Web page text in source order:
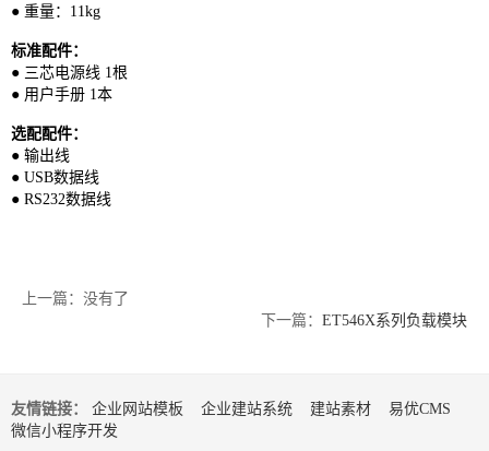
● 重量：11kg
标准配件：
● 三芯电源线 1根
● 用户手册 1本
选配配件：
● 输出线
● USB数据线
● RS232数据线
上一篇：没有了
下一篇： ET546X系列负载模块
友情链接： 企业网站模板 企业建站系统 建站素材
易优CMS
微信小程序开发